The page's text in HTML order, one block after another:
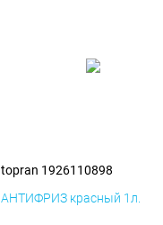
topran 1926110898
АНТИФРИЗ красный 1л.